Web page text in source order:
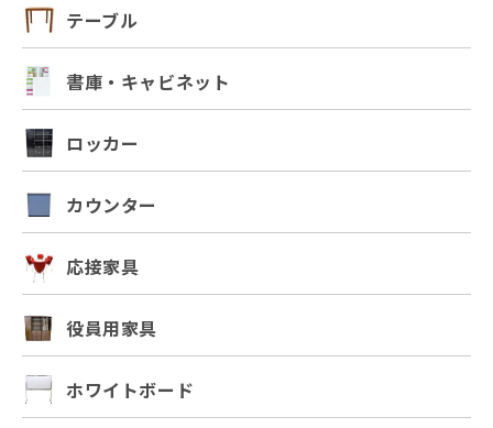
テーブル
書庫・キャビネット
ロッカー
カウンター
応接家具
役員用家具
ホワイトボード